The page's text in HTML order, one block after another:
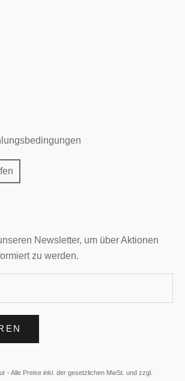
Newsletter, um über Aktionen
zu werden.
- Alle Preise inkl. der gesetzlichen MwSt. und zzgl.